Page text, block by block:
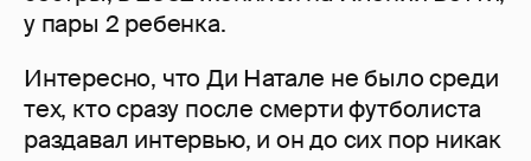
у пары 2 ребенка.
Интересно, что Ди Натале не было среди
тех, кто сразу после смерти футболиста
раздавал интервью, и он до сих пор никак